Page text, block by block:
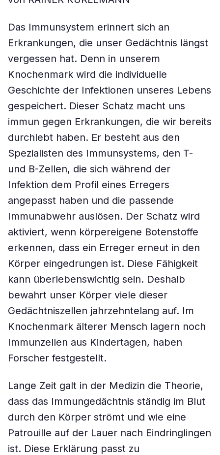
Das Immunsystem erinnert sich an
Erkrankungen, die unser Gedächtnis längst
vergessen hat. Denn in unserem
Knochenmark wird die individuelle
Geschichte der Infektionen unseres Lebens
gespeichert. Dieser Schatz macht uns
immun gegen Erkrankungen, die wir bereits
durchlebt haben. Er besteht aus den
Spezialisten des Immunsystems, den T-
und B-Zellen, die sich während der
Infektion dem Profil eines Erregers
angepasst haben und die passende
Immunabwehr auslösen. Der Schatz wird
aktiviert, wenn körpereigene Botenstoffe
erkennen, dass ein Erreger erneut in den
Körper eingedrungen ist. Diese Fähigkeit
kann überlebenswichtig sein. Deshalb
bewahrt unser Körper viele dieser
Gedächtniszellen jahrzehntelang auf. Im
Knochenmark älterer Mensch lagern noch
Immunzellen aus Kindertagen, haben
Forscher festgestellt.
Lange Zeit galt in der Medizin die Theorie,
dass das Immungedächtnis ständig im Blut
durch den Körper strömt und wie eine
Patrouille auf der Lauer nach Eindringlingen
ist. Diese Erklärung passt zu